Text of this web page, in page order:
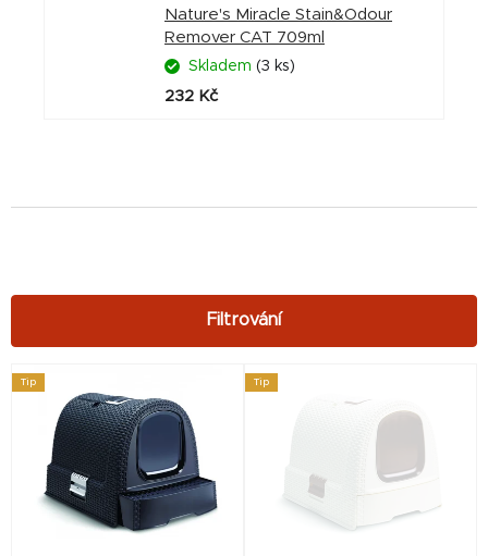
Nature's Miracle Stain&Odour
Remover CAT 709ml
Skladem (3 ks)
232 Kč
VTip Tip